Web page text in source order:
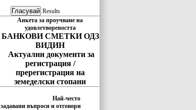
Results
Анкета за проучване на
удовлетвореността
БАНКОВИ СМЕТКИ ОДЗ
ВИДИН
Актуални документи за
регистрация /
пререгистрация на
земеделски стопани
Най-често
задавани въпроси и отговори